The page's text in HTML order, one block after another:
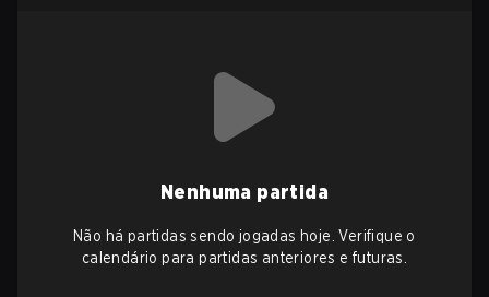
Nenhuma partida
Não há partidas sendo jogadas hoje. Verifique o
calendário para partidas anteriores e futuras.